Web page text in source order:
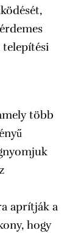
telepítési
több
aprítják a
hogy